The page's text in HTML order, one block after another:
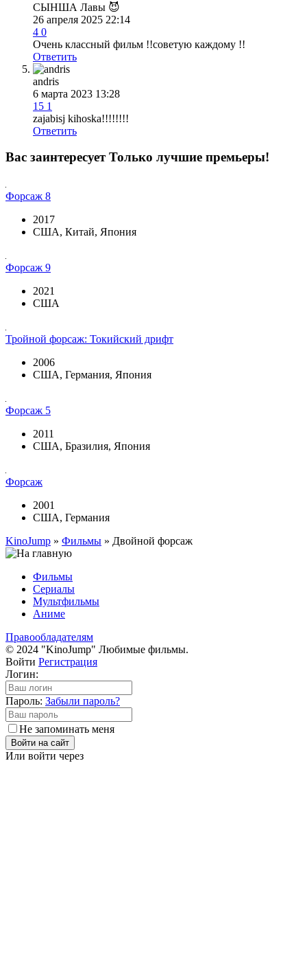
СЫНША Лавы 😈
26 апреля 2025 22:14
4 0
Очень классный фильм !!советую каждому !!
Ответить
andris
6 марта 2023 13:28
15 1
zajabisj kihoska!!!!!!!!
Ответить
Вас заинтересуетТолько лучшие премьеры!
Форсаж 8
2017
США, Китай, Япония
Форсаж 9
2021
США
Тройной форсаж: Токийский дрифт
2006
США, Германия, Япония
Форсаж 5
2011
США, Бразилия, Япония
Форсаж
2001
США, Германия
KinoJump » Фильмы » Двойной форсаж
Фильмы
Сериалы
Мультфильмы
Аниме
Правообладателям
© 2024 "KinoJump" Любимые фильмы.
Войти Регистрация
Логин:
Пароль: Забыли пароль?
Не запоминать меня
Войти на сайт
Или войти через